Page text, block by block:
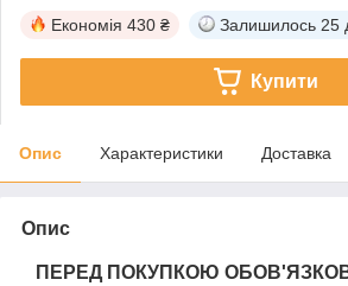
Економія 430 ₴ Залишилось 25
Купити
Опис Характеристики Доставка
Опис
ПЕРЕД ПОКУПКОЮ